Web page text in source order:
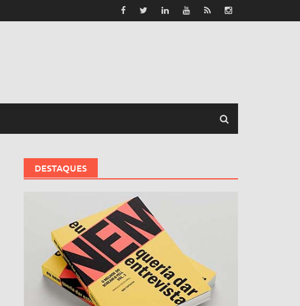
DESTAQUES